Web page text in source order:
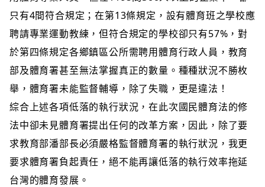
只有4間符合規定；在第13條規定，設有體育班之學校應
聘請專業運動教練，但符合規定的學校卻只有57%，對
於第四條規定各鄉鎮區公所需聘用體育行政人員，教育
部及體育署甚至無法掌握真正的數量。種種狀況不勝枚
舉，體育署未能監督輔導，除了失職，更是違法！
綜合上述各項低落的執行狀況，在此次國民體育法的修
法中卻未見體育署提出任何的改革方案，因此，除了要
求教育部潘部長必須嚴格監督體育署的執行狀況，我更
要求體育署負起責任，絕不能再讓低落的執行效率拖延
台灣的體育發展。